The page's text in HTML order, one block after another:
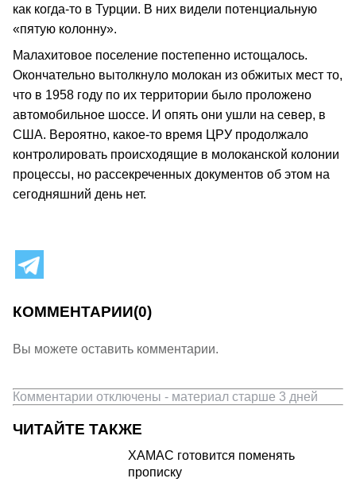
как когда-то в Турции. В них видели потенциальную
«пятую колонну».
Малахитовое поселение постепенно истощалось.
Окончательно вытолкнуло молокан из обжитых мест то,
что в 1958 году по их территории было проложено
автомобильное шоссе. И опять они ушли на север, в
США. Вероятно, какое-то время ЦРУ продолжало
контролировать происходящие в молоканской колонии
процессы, но рассекреченных документов об этом на
сегодняшний день нет.
КОММЕНТАРИИ(0)
Вы можете оставить комментарии.
Комментарии отключены - материал старше 3 дней
ЧИТАЙТЕ ТАКЖЕ
ХАМАС готовится поменять
прописку